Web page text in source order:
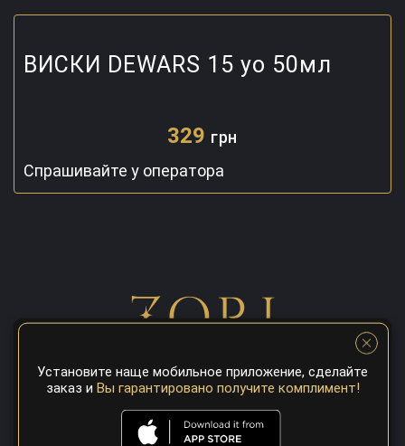
ВИСКИ DEWARS 15 yo 50мл
329 грн
Спрашивайте у оператора
Установите наще мобильное приложение, сделайте
заказ и Вы гарантировано получите комплимент!